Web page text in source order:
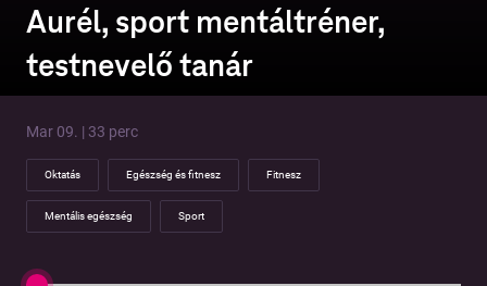
Aurél, sport mentáltréner,
testnevelő tanár
Mar 09. | 33 perc
Oktatás Egészség és fitnesz Fitnesz
Mentális egészség Sport